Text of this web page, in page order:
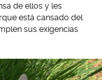
de ellos y les
está cansado del
sus exigencias